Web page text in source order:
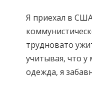
Я приехал в США
трудновато
учитывая, что
одежда, я